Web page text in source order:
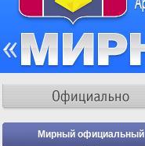
Мирный официальный